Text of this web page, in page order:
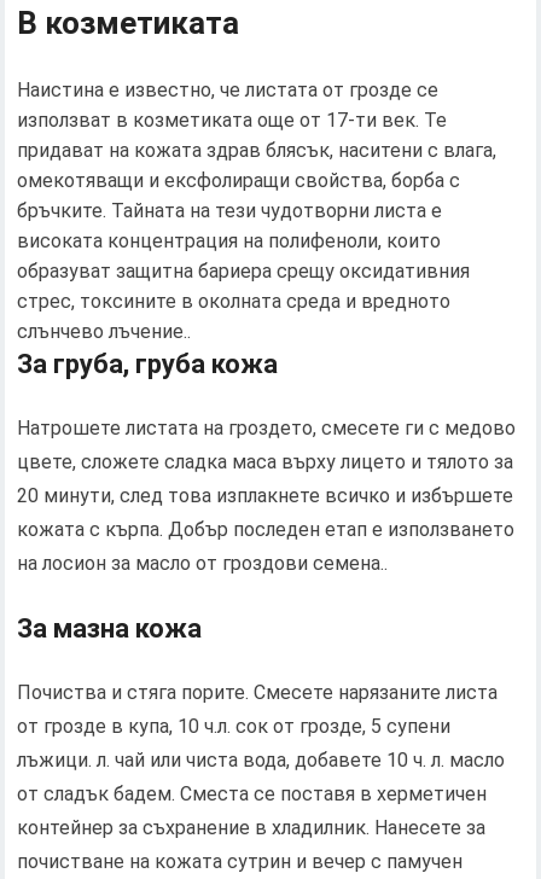
В козметиката
Наистина е известно, че листата от грозде се
използват в козметиката още от 17-ти век. Те
придават на кожата здрав блясък, наситени с влага,
омекотяващи и ексфолиращи свойства, борба с
бръчките. Тайната на тези чудотворни листа е
високата концентрация на полифеноли, които
образуват защитна бариера срещу оксидативния
стрес, токсините в околната среда и вредното
слънчево лъчение..
За груба, груба кожа
Натрошете листата на гроздето, смесете ги с медово
цвете, сложете сладка маса върху лицето и тялото за
20 минути, след това изплакнете всичко и избършете
кожата с кърпа. Добър последен етап е използването
на лосион за масло от гроздови семена..
За мазна кожа
Почиства и стяга порите. Смесете нарязаните листа
от грозде в купа, 10 ч.л. сок от грозде, 5 супени
лъжици. л. чай или чиста вода, добавете 10 ч. л. масло
от сладък бадем. Сместа се поставя в херметичен
контейнер за съхранение в хладилник. Нанесете за
почистване на кожата сутрин и вечер с памучен